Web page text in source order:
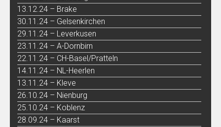
13.12.24 – Brake
30.11.24 – Gelsenkirchen
29.11.24 – Leverkusen
23.11.24 – A-Dornbirn
22.11.24 – CH-Basel/Pratteln
14.11.24 – NL-Heerlen
13.11.24 – Kleve
26.10.24 – Nienburg
25.10.24 – Koblenz
28.09.24 – Kaarst